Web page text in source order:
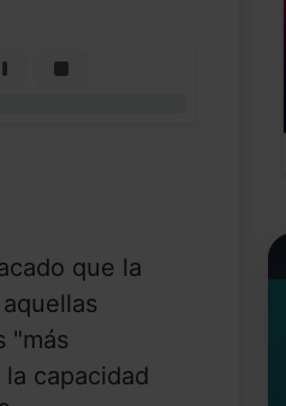
que la
"más
capacidad